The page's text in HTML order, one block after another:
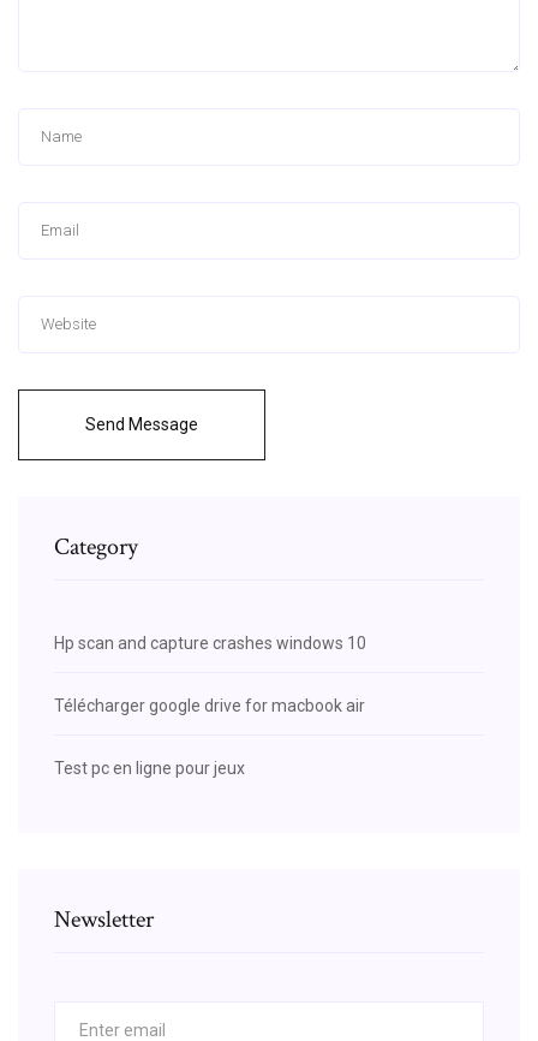
Send Message
Category
Hp scan and capture crashes windows 10
Télécharger google drive for macbook air
Test pc en ligne pour jeux
Newsletter